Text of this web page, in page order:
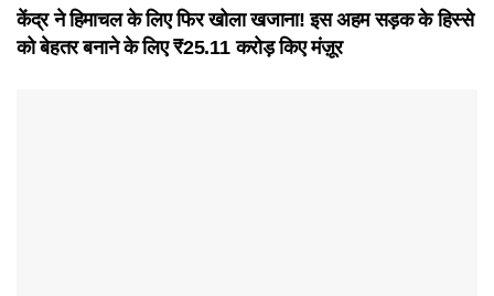
केंद्र ने हिमाचल के लिए फिर खोला खजाना! इस अहम सड़क के हिस्से
को बेहतर बनाने के लिए ₹25.11 करोड़ किए मंज़ूर